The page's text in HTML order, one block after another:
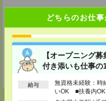
どちらのお仕
【オープニング
付き添いも仕事の
給与
無資格未経験：
いOK ■扶養内
愛知県名古屋市西区牛島町2-5
TEL：0120-455-091
MAIL：tenshoku@nikken-ts.jp
担当：採用担当
登録交通費
★今ならご来社登録でQUOカード